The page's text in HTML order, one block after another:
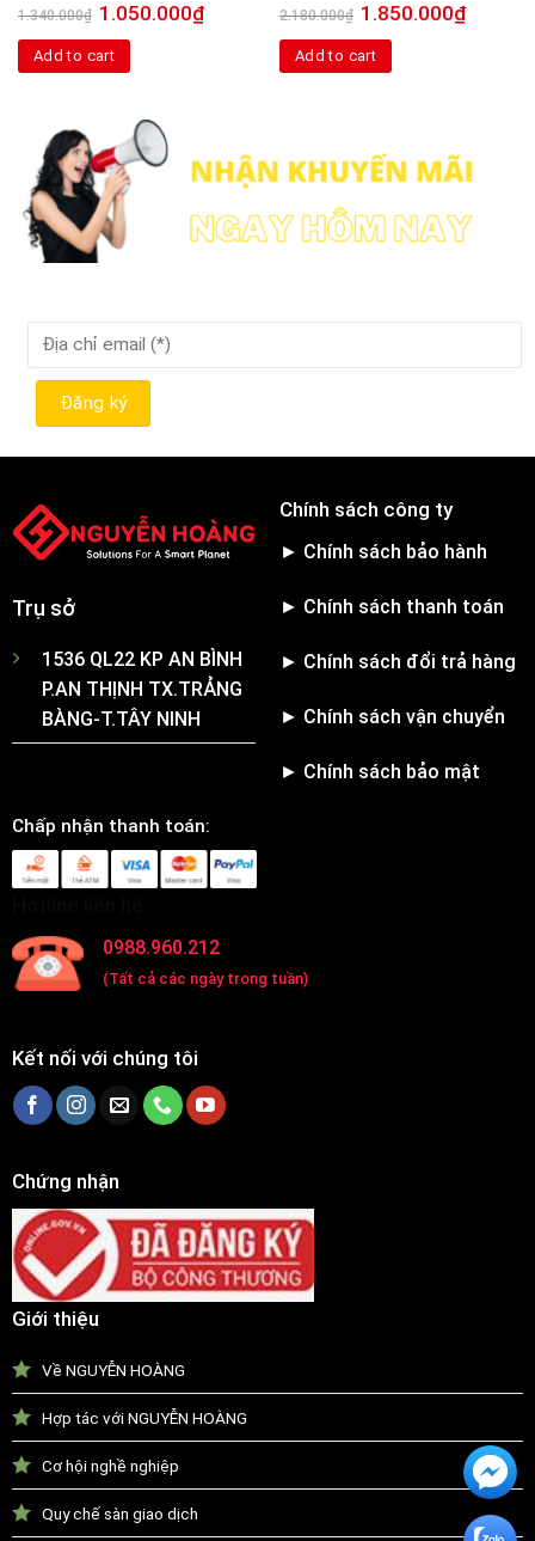
1.340.000₫ 1.050.000₫
Add to cart
2.180.000₫ 1.850.000₫
Add to cart
Trụ sở
1536 QL22 KP AN BÌNH
P.AN THỊNH TX.TRẢNG
BÀNG-T.TÂY NINH
Chính sách công ty
► Chính sách bảo hành
► Chính sách thanh toán
► Chính sách đổi trả hàng
► Chính sách vận chuyển
► Chính sách bảo mật
Chấp nhận thanh toán:
0988.960.212
(Tất cả các ngày trong tuần)
Kết nối với chúng tôi
Chứng nhận
Giới thiệu
Về NGUYỄN HOÀNG
Hợp tác với NGUYỄN HOÀNG
Cơ hội nghề nghiệp
Quy chế sàn giao dịch